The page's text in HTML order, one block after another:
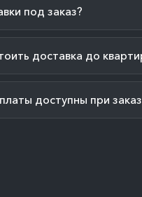
под заказ?
доставка до
доступны при